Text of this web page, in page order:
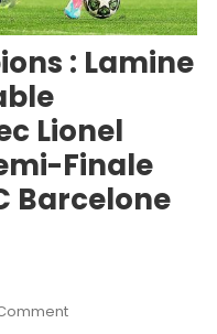
: Lamine
Lionel
Finale
Barcelone
On